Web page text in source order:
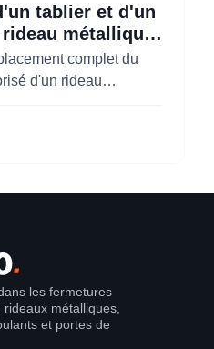
tablier et d'un
métallique
Center)
complet du
d'un rideau
les fermetures
métalliques,
et portes de